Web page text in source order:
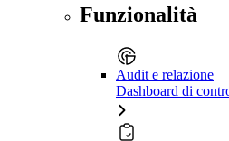
Funzionalità
Audit e relazione
Dashboard di